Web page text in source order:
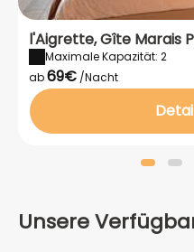
l'Aigrette, Gîte Marais
Schwimmbad
Maximale Kapazität: 2
ab69€ /Nacht
Unsere